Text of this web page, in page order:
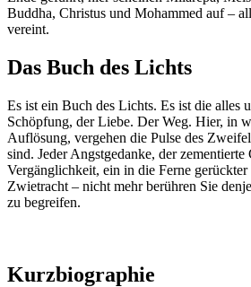
Buddha, Christus und Mohammed auf –
vereint.
Das Buch des Lichts
Es ist ein Buch des Lichts. Es ist die alles
Schöpfung, der Liebe. Der Weg. Hier, in
Auflösung, vergehen die Pulse des
sind. Jeder Angstgedanke, der zementierte
Vergänglichkeit, ein in die Ferne
Zwietracht – nicht mehr berühren Sie
zu begreifen.
Kurzbiographie